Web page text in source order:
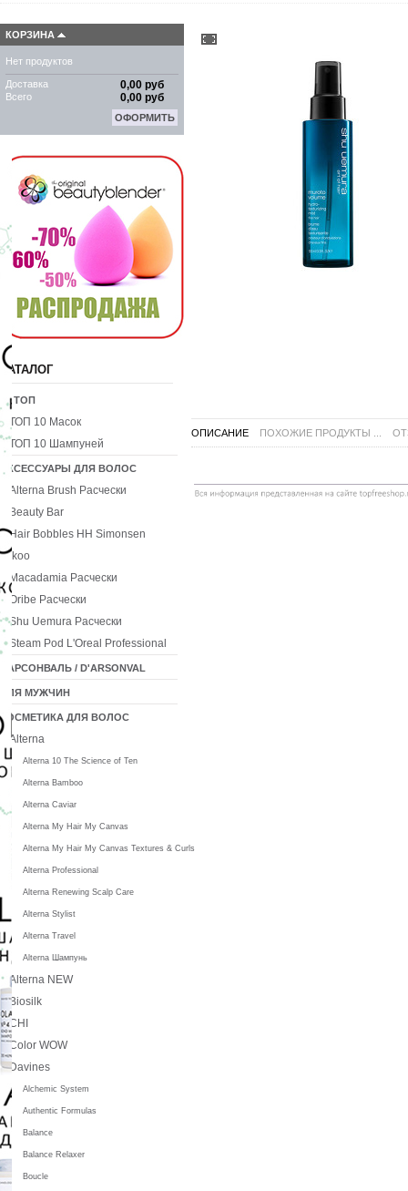
ОПИСАНИЕ ПОХОЖИЕ ПРОДУКТЫ ...
КОРЗИНА
Нет продуктов
Доставка 0,00 руб
Всего 0,00 руб
ОФОРМИТЬ
КАТАЛОГ
10 ТОП
ТОП 10 Масок
ТОП 10 Шампуней
АКСЕССУАРЫ ДЛЯ ВОЛОС
Alterna Brush Расчески
Beauty Bar
Hair Bobbles HH Simonsen
Ikoo
Macadamia Расчески
Oribe Расчески
Shu Uemura Расчески
Steam Pod L'Oreal Professional
ДАРСОНВАЛЬ / D'ARSONVAL
ДЛЯ МУЖЧИН
КОСМЕТИКА ДЛЯ ВОЛОС
Alterna
Alterna 10 The Science of Ten
Alterna Bamboo
Alterna Caviar
Alterna My Hair My Canvas
Alterna My Hair My Canvas Textures & Curls
Alterna Professional
Alterna Renewing Scalp Care
Alterna Stylist
Alterna Travel
Alterna Шампунь
Alterna NEW
Biosilk
CHI
Color WOW
Davines
Alchemic System
Authentic Formulas
Balance
Balance Relaxer
Boucle